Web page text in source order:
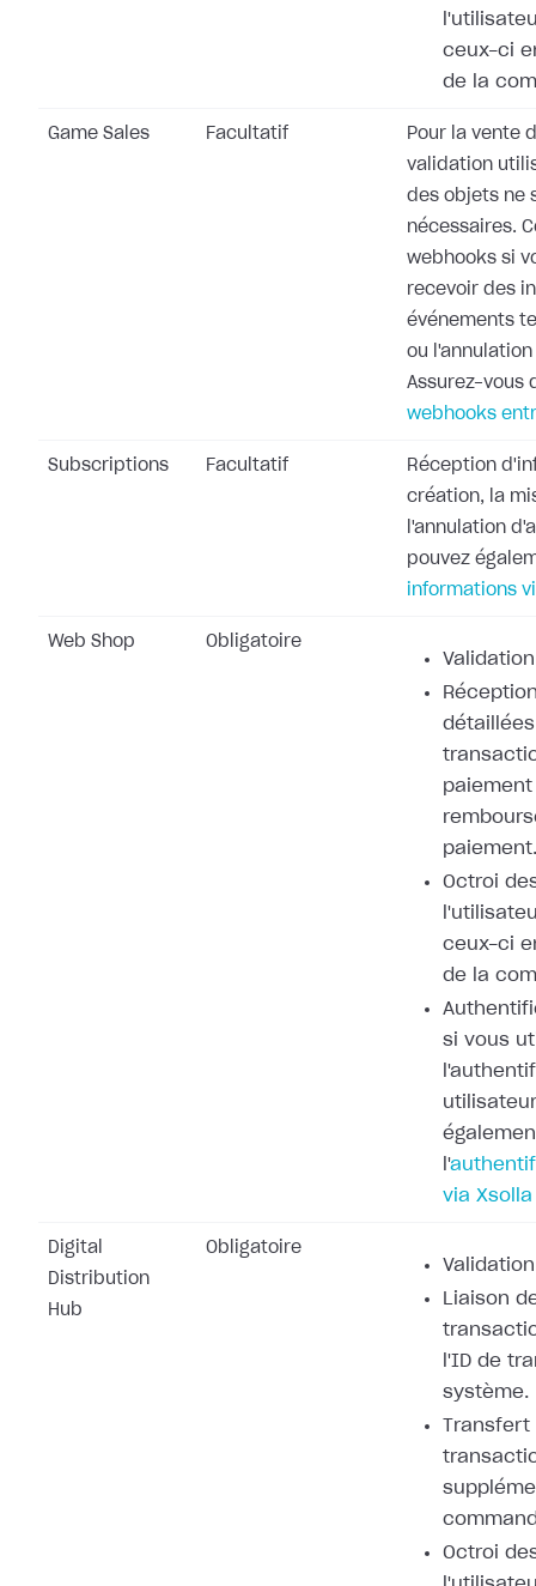
ceux-ci
de la
Game Sales Facultatif
Pour la vente
validation
des objets ne
nécessaires.
webhooks si
recevoir des
événements
ou
Assurez-vous
webhooks
Subscriptions Facultatif
Réception
création, la
l'annulation
pouvez
informations
Web Shop Obligatoire
paiement.
Octroi
ceux-ci
de la
si vous
l'
via Xsolla
Digital
Distribution
Hub
Obligatoire
Liaison
l'ID de
système.
Octroi